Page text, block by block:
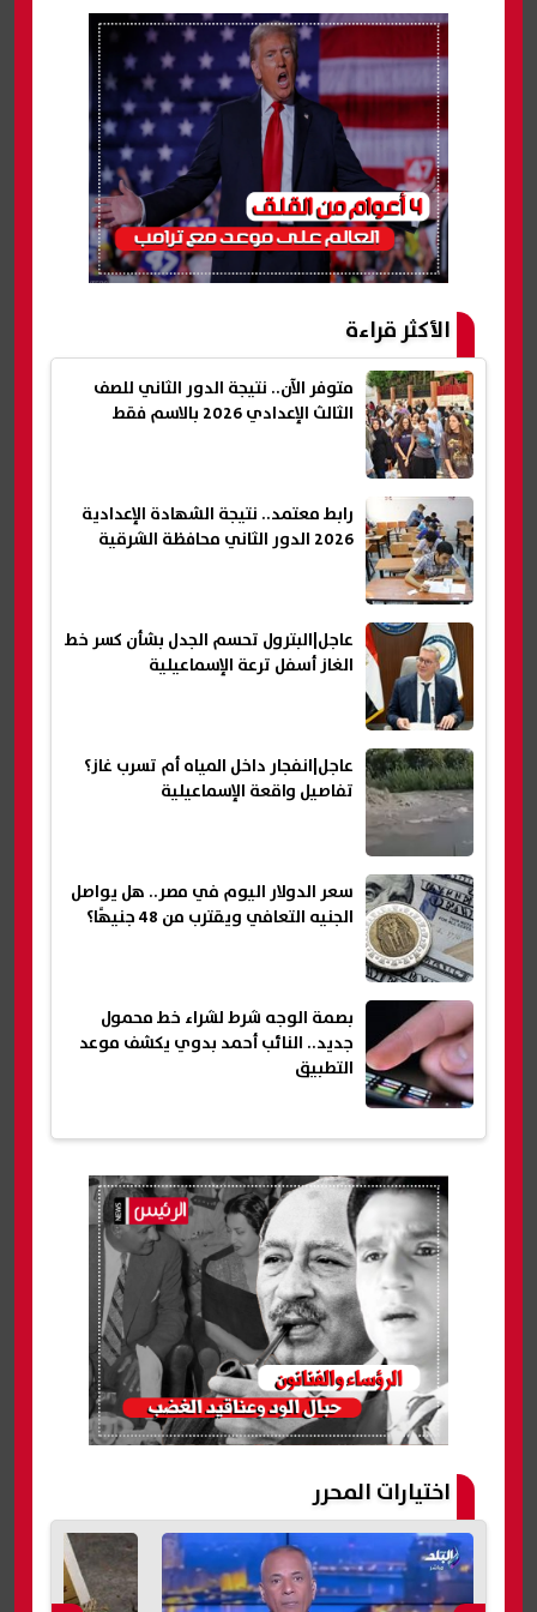
الأكثر قراءة
متوفر الآن.. نتيجة الدور الثاني للصف
الثالث الإعدادي 2026 بالاسم فقط
رابط معتمد.. نتيجة الشهادة الإعدادية
2026 الدور الثاني محافظة الشرقية
عاجل|البترول تحسم الجدل بشأن كسر خط
الغاز أسفل ترعة الإسماعيلية
عاجل|انفجار داخل المياه أم تسرب غاز؟
تفاصيل واقعة الإسماعيلية
سعر الدولار اليوم في مصر.. هل يواصل
الجنيه التعافي ويقترب من 48 جنيهًا؟
بصمة الوجه شرط لشراء خط محمول
جديد.. النائب أحمد بدوي يكشف موعد
التطبيق
اختيارات المحرر